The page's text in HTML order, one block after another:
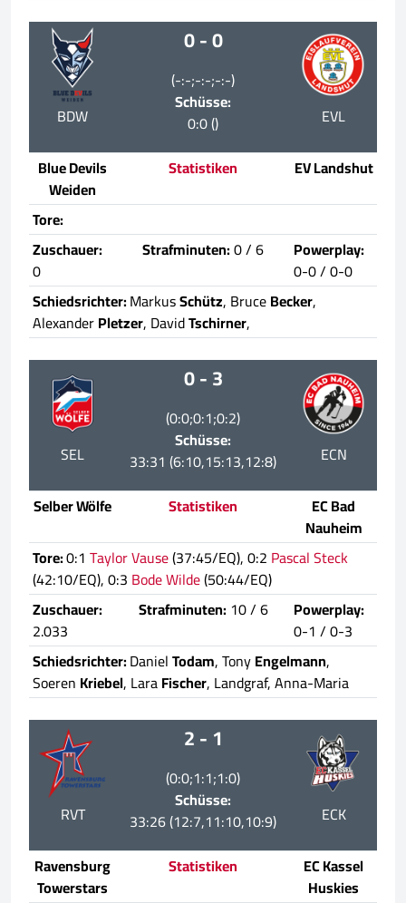
BDW
0 - 0
(-:-;-:-;-:-)
Schüsse:
0:0 ()
EVL
Blue Devils
Weiden
Statistiken
EV Landshut
Tore:
Zuschauer:
0
Strafminuten:0 / 6
Powerplay:
0-0 / 0-0
Schiedsrichter:MarkusSchütz, BruceBecker,
AlexanderPletzer, DavidTschirner,
SEL
0 - 3
(0:0;0:1;0:2)
Schüsse:
33:31 (6:10,15:13,12:8)
ECN
Selber Wölfe
Statistiken
EC Bad
Nauheim
Tore:0:1 Taylor Vause(37:45/EQ), 0:2 Pascal Steck
(42:10/EQ), 0:3 Bode Wilde(50:44/EQ)
Zuschauer:
2.033
Strafminuten: 10 / 6
Powerplay:
0-1 / 0-3
Schiedsrichter:DanielTodam, TonyEngelmann,
Soeren Kriebel, LaraFischer, Landgraf, Anna-Maria
RVT
2 - 1
(0:0;1:1;1:0)
Schüsse:
33:26 (12:7,11:10,10:9)
ECK
Ravensburg
Towerstars
Statistiken
EC Kassel
Huskies